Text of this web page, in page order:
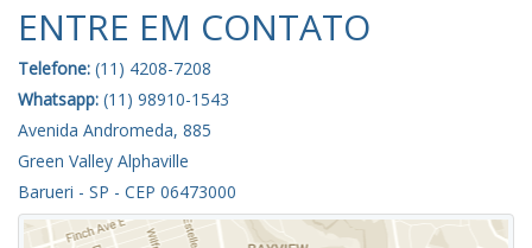
ENTRE EM CONTATO
Telefone: (11) 4208-7208
Whatsapp: (11) 98910-1543
Avenida Andromeda, 885
Green Valley Alphaville
Barueri - SP - CEP 06473000